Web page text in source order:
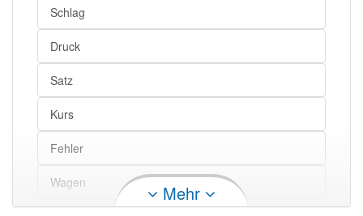
Schlag
Druck
Satz
Kurs
Fehler
Wagen Mehr